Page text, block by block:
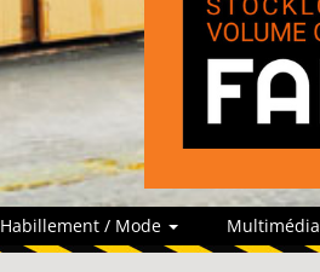
Habillement / Mode Multimédia